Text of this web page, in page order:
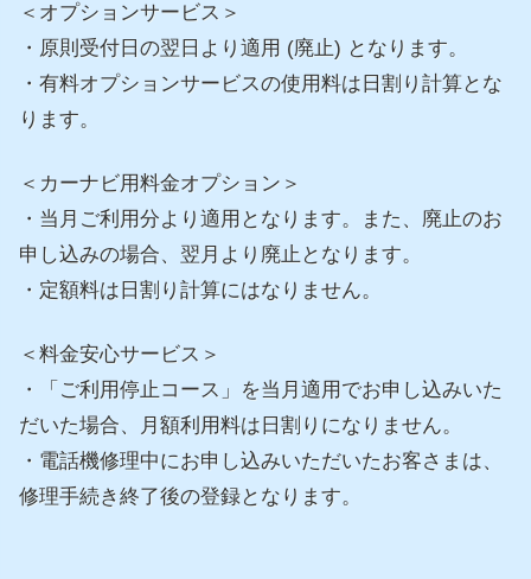
＜オプションサービス＞
・原則受付日の翌日より適用 (廃止) となります。
・有料オプションサービスの使用料は日割り計算とな
ります。
＜カーナビ用料金オプション＞
・当月ご利用分より適用となります。また、 廃止のお
申し込みの場合、翌月より廃止となります。
・定額料は日割り計算にはなりません。
＜料金安心サービス＞
・「ご利用停止コース」を当月適用でお申し込みいた
だいた場合、
月額利用料は日割りになりません。
・電話機修理中にお申し込みいただいたお客さまは、
修理手続き終了後の登録となります。